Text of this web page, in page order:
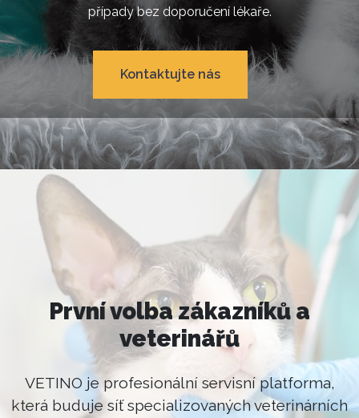
případy bez doporučení lékaře.
Kontaktujte nás
První volba zákazníků a
veterinářů
VETINO je profesionální servisní platforma,
která buduje síť specializovaných veterinárních